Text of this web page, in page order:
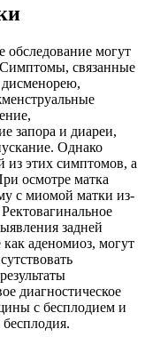
обследование могут
связанные
запора и диареи,
Однако
из этих симптомов, а
осмотре матка
с миомой матки из-
задней
аденомиоз, могут
диагностическое
с бесплодием и